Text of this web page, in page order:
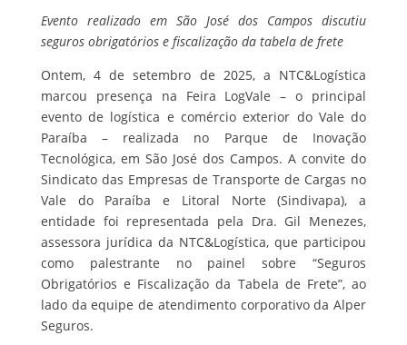
Evento realizado em São José dos Campos discutiu
seguros obrigatórios e fiscalização da tabela de frete
Ontem, 4 de setembro de 2025, a NTC&Logística
marcou presença na Feira LogVale – o principal
evento de logística e comércio exterior do Vale do
Paraíba – realizada no Parque de Inovação
Tecnológica, em São José dos Campos. A convite do
Sindicato das Empresas de Transporte de Cargas no
Vale do Paraíba e Litoral Norte (Sindivapa), a
entidade foi representada pela Dra. Gil Menezes,
assessora jurídica da NTC&Logística, que participou
como palestrante no painel sobre “Seguros
Obrigatórios e Fiscalização da Tabela de Frete”, ao
lado da equipe de atendimento corporativo da Alper
Seguros.